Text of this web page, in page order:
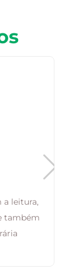
a leitura,
também